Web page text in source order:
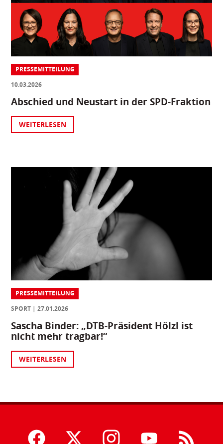
PRESSEMITTEILUNG
10.03.2026
Abschied und Neustart in der SPD-Fraktion
WEITERLESEN
PRESSEMITTEILUNG
SPORT
27.01.2026
Sascha Binder: „DTB-Präsident Hölzl ist
nicht mehr tragbar!“
WEITERLESEN